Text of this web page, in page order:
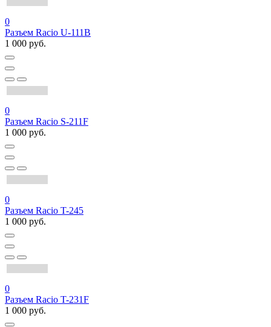
0
Разъем Racio U-111B
1 000 руб.
0
Разъем Racio S-211F
1 000 руб.
0
Разъем Racio T-245
1 000 руб.
0
Разъем Racio T-231F
1 000 руб.